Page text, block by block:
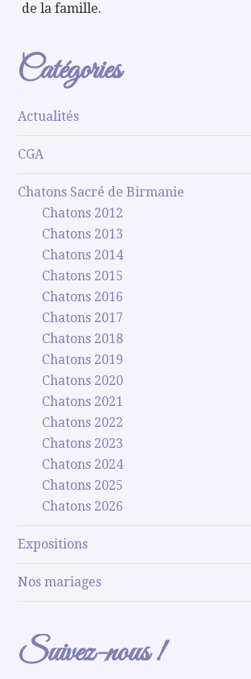
de la famille.
Catégories
Actualités
CGA
Chatons Sacré de Birmanie
Chatons 2012
Chatons 2013
Chatons 2014
Chatons 2015
Chatons 2016
Chatons 2017
Chatons 2018
Chatons 2019
Chatons 2020
Chatons 2021
Chatons 2022
Chatons 2023
Chatons 2024
Chatons 2025
Chatons 2026
Expositions
Nos mariages
Suivez-nous !